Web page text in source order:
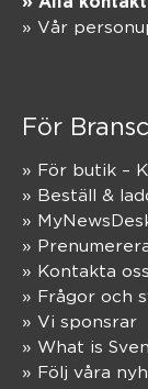
» Vår
För
» För butik –
» Beställ &
»
»
» Kontakta oss
» Frågor och
» Vi sponsrar
» What is
» Följ våra